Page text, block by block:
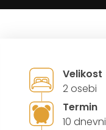
Velikost
2 osebi
Termin
10 dnevni